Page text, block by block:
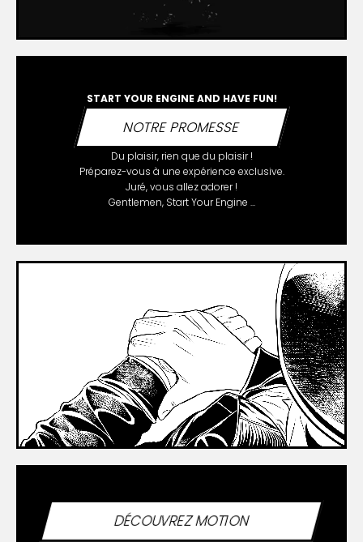
START YOUR ENGINE AND HAVE FUN!
NOTRE PROMESSE
Du plaisir, rien que du plaisir !
Préparez-vous à une expérience exclusive.
Juré, vous allez adorer !
Gentlemen, Start Your Engine ...
DÉCOUVREZ MOT1ON